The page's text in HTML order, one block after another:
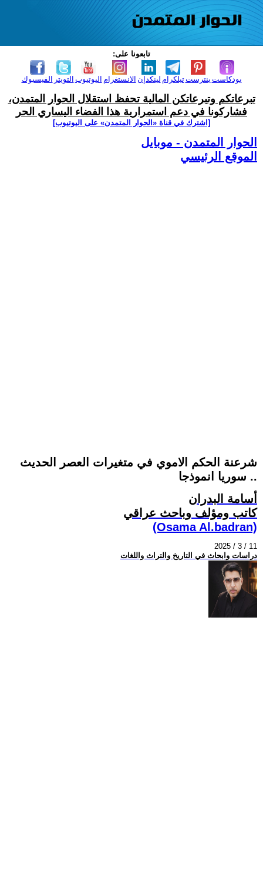
تابعونا على:
الفيسبوك التويتر اليوتيوب الانستغرام لينكدإن تيلكرامبنترست بودكاست
تبرعاتكم وتبرعاتكن المالية تحفظ استقلال الحوار المتمدن،
فشاركونا في دعم استمرارية هذا الفضاء اليساري الحر
[اشترك في قناة ‫«الحوار المتمدن» على اليوتيوب]
الحوار المتمدن - موبايل
الموقع الرئيسي
شرعنة الحكم الاموي في متغيرات العصر الحديث
.. سوريا انموذجا
أسامة البدران
كاتب ومؤلف وباحث عراقي
(Osama Al.badran)
2025 / 3 / 11
دراسات وابحاث في التاريخ والتراث واللغات